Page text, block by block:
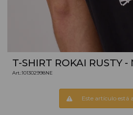
T-SHIRT ROKAI RUSTY
101302998NE
Este artículo está